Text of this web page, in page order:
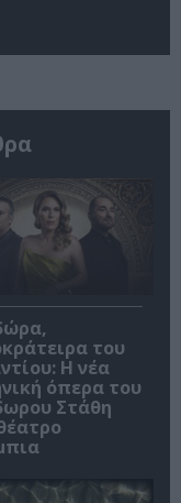
του
Η νέα
όπερα του
Στάθη